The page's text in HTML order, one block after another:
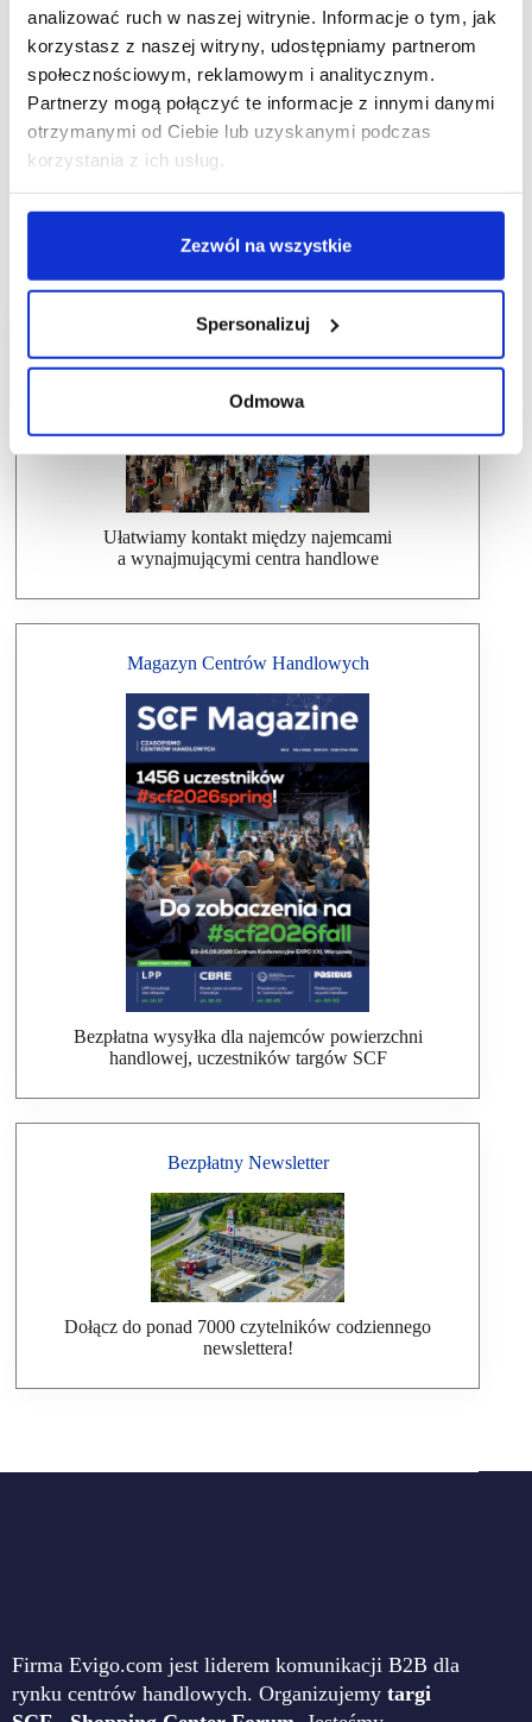
analizować ruch w naszej witrynie. Informacje o tym, jak
korzystasz z naszej witryny, udostępniamy partnerom
społecznościowym, reklamowym i analitycznym.
Partnerzy mogą połączyć te informacje z innymi danymi
otrzymanymi od Ciebie lub uzyskanymi podczas
korzystania z ich usług.
Zezwól na wszystkie
Spersonalizuj
Odmowa
Ułatwiamy kontakt między najemcami
a wynajmującymi centra handlowe
Magazyn Centrów Handlowych
Bezpłatna wysyłka dla najemców powierzchni
handlowej, uczestników targów SCF
Bezpłatny Newsletter
Dołącz do ponad 7000 czytelników codziennego
newslettera!
Firma Evigo.com jest liderem komunikacji B2B dla
rynku centrów handlowych. Organizujemy targi